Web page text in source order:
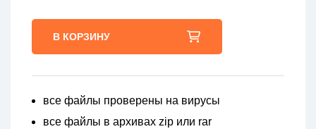
В КОРЗИНУ
все файлы проверены на вирусы
все файлы в архивах zip или rar